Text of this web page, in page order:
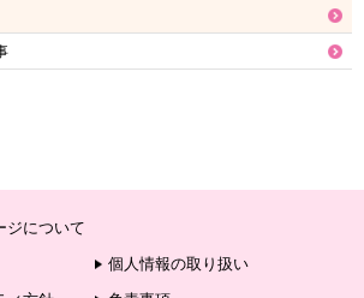
ジについて
個人情報の取り扱い